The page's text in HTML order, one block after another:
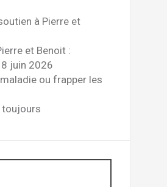
à Pierre et
et Benoit :
juin 2026
ou frapper les